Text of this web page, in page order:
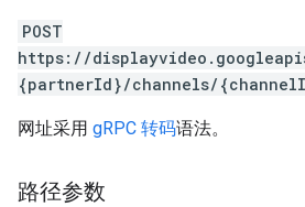
POST
https://
{partnerId}/channels/
网址采用 gRPC 转码语法。
路径参数